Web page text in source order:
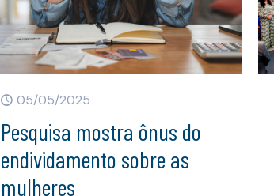
05/05/2025
Pesquisa mostra ônus do
endividamento sobre as
mulheres